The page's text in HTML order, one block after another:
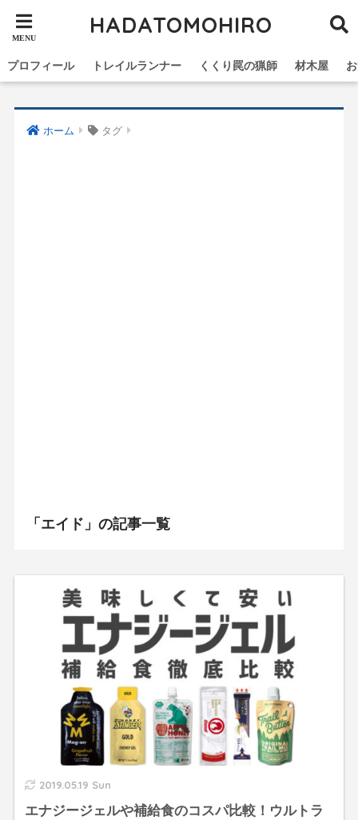
HADATOMOHIRO
プロフィール トレイルランナー くくり罠の猟師 材木屋
ホーム タグ
「エイド」の記事一覧
2019.05.19 Sun
エナジージェルや補給食のコスパ比較！ウルトラ